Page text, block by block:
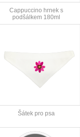
Cappuccino hrnek s
podšálkem 180ml
Šátek pro psa